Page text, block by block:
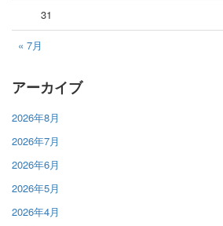
« 7月
31
アーカイブ
2026年8月
2026年7月
2026年6月
2026年5月
2026年4月